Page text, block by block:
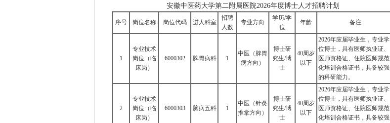
安徽中医药大学第二附属医院2026年度博士人才招聘计划
序号 岗位名称 岗位代码 进人科室
招聘
人数
专业方向
学历/学
位
年龄 备注
1
专业技术
岗位（临
床岗）
6000302 脾胃病科 1
中医（脾胃
病方向）
博士研
究生/博
士
40周岁
以下
2026年应届毕业生，专业学
位博士，具有医师执业证、
医师资格证、住院医师规范
化培训合格证书，具备较强
的科研能力。
2
专业技术
岗位（临
床岗）
6000303 脑病五科 1
中医（针灸
推拿方向）
博士研
究生/博
士
40周岁
以下
2026年应届毕业生，专业学
位博士，具有医师执业证、
医师资格证、住院医师规范
化培训合格证书，具备较强